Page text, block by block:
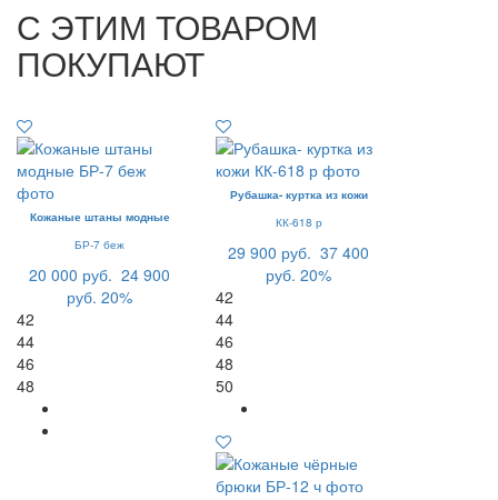
С ЭТИМ ТОВАРОМ
ПОКУПАЮТ
Кожаные штаны модные
БР-7 беж
20 000 руб. 24 900
руб. 20%
42
44
46
48
Рубашка- куртка из кожи
КК-618 р
29 900 руб. 37 400
руб. 20%
42
44
46
48
50